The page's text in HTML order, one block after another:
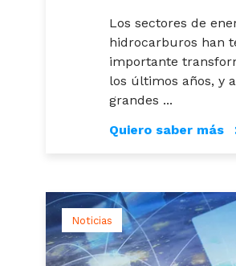
Los sectores de
hidrocarburos han
importante
los últimos años, y
grandes ...
Quiero saber más
Noticias